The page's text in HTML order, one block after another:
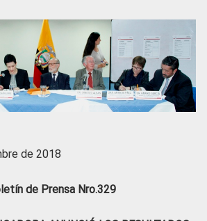
de 2018
de Prensa Nro.329